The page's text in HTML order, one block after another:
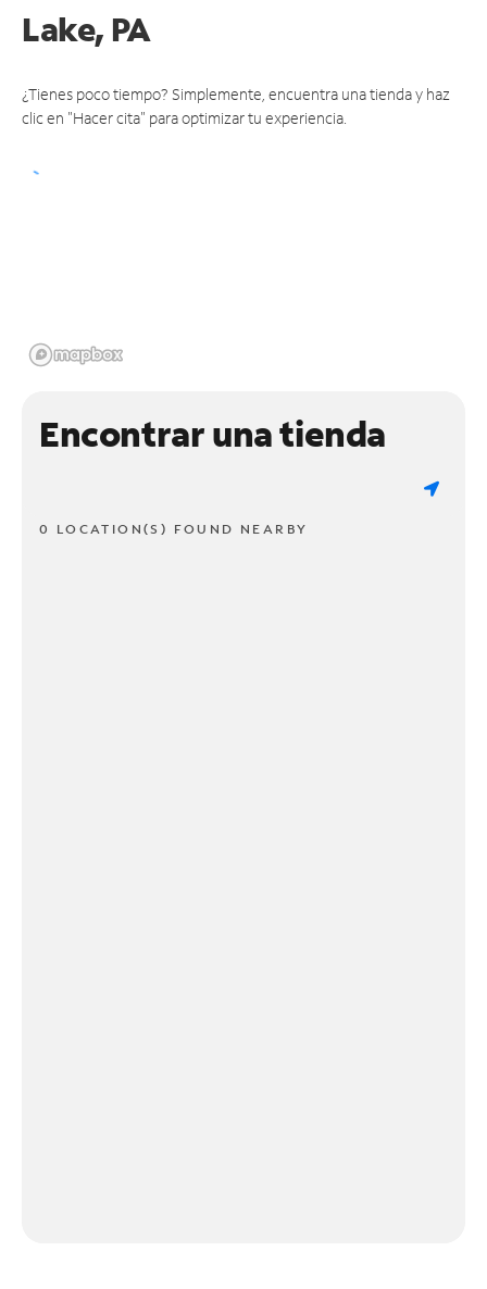
Lake, PA
¿Tienes poco tiempo? Simplemente, encuentra una tienda y haz
clic en "Hacer cita" para optimizar tu experiencia.
Encontrar una tienda
0 LOCATION(S) FOUND NEARBY